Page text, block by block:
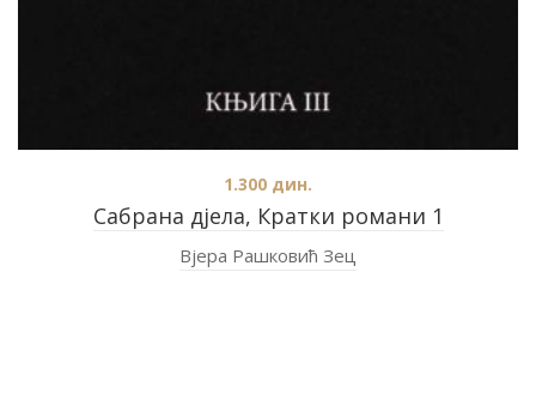
Сабрана дјела, Кратки романи 1
1.300 дин.
Вјера Рашковић Зец